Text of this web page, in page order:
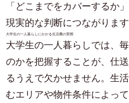
「どこまでをカバーするか
現実的な判断につながります
大学生の一人暮らしにかかる生活費の実態
大学生の一人暮らしでは、
のかを把握することが、仕
るうえで欠かせません。生
むエリアや物件条件によっ